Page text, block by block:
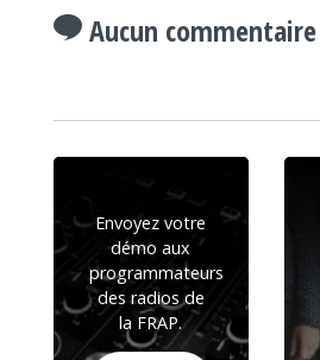
Aucun commentaire
Envoyez votre
démo aux
programmateurs
des radios de
la FRAP.